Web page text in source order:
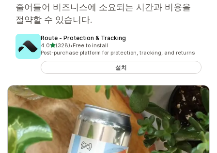
줄어들어 비즈니스에 소요되는 시간과 비용을
절약할 수 있습니다.
Route ‑ Protection & Tracking
4.0별 5개 중
(328)
총 리뷰 328개
•Free to install
Post-purchase platform for protection, tracking, and returns
설치